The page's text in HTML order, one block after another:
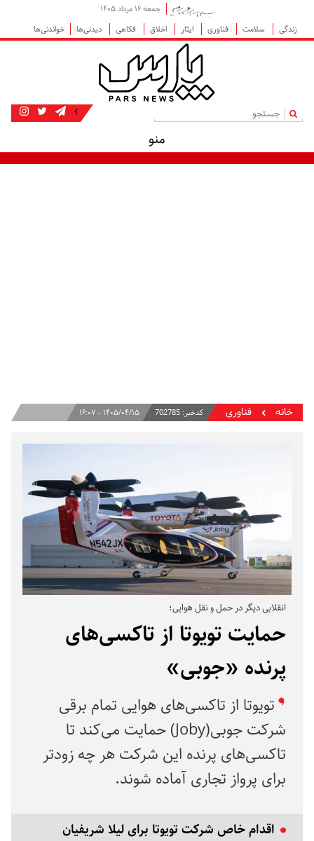
جمعه ۱۶ مرداد ۱۴۰۵
زندگی
سلامت فناوری ایثار اخلاق فکاهی دیدنی‌ها خواندنی‌ها
|
منو
خانه فناوری کدخبر:702785 ۱۴۰۵/۰۴/۱۵ - ۱۶:۰۷
انقلابی دیگر در حمل و نقل هوایی؛
حمایت تویوتا از تاکسی‌های
پرنده «جوبی»
تویوتا از تاکسی‌های هوایی تمام برقی
شرکت جوبی(Joby) حمایت می‌کند تا
تاکسی‌های پرنده این شرکت هر چه زودتر
برای پرواز تجاری آماده شوند.
اقدام خاص شرکت تویوتا برای لیلا شریفیان